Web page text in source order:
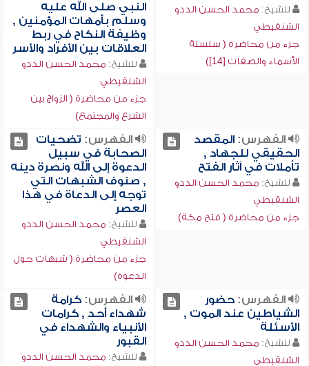
للشيخ: محمد الحسن الددو
الشنقيطي
جزء من محاضرة ( سلسلة
الأسماء والصفات [14])
النبي صلى الله عليه
وسلم بأمهات المؤمنين ,
وظيفة النكاح في ربط
العلاقات بين الأفراد والأسر
للشيخ: محمد الحسن الددو
الشنقيطي
جزء من محاضرة ( الزواج بين
الشرع والمجتمع)
الفهرس:المقصد
الحقيقي للجهاد ,
تأملات في آثار الفتح
للشيخ: محمد الحسن الددو
الشنقيطي
جزء من محاضرة ( فتح مكة)
الفهرس: تضحيات
الصحابة في سبيل
الدعوة إلى الله ونصرة دينه
, صنوف الشبهات التي
توجه إلى الدعاة في هذا
العصر
للشيخ: محمد الحسن الددو
الشنقيطي
جزء من محاضرة ( شبهات حول
الدعوة)
الفهرس:حضور
الشياطين عند الموت ,
الأسئلة
للشيخ: محمد الحسن الددو
الشنقيطي
الفهرس:كرامة
شهداء أحد , كرامات
الأنبياء والشهداء في
القبور
للشيخ: محمد الحسن الددو